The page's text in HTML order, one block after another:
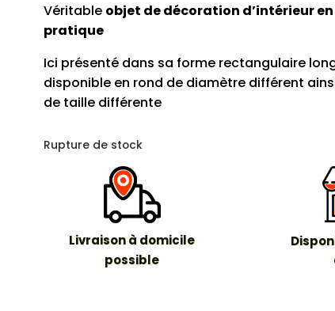
Véritable objet de décoration d’intérieur
pratique
Ici présenté dans sa forme rectangulaire
disponible en rond de diamètre différent
de taille différente
Rupture de stock
Livraison à domicile
possible